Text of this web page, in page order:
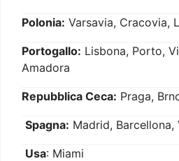
Polonia: Varsavia, Cracovia,
Portogallo: Lisbona, Porto,
Amadora
Repubblica Ceca: Praga,
Spagna: Madrid, Barcellona,
Usa: Miami